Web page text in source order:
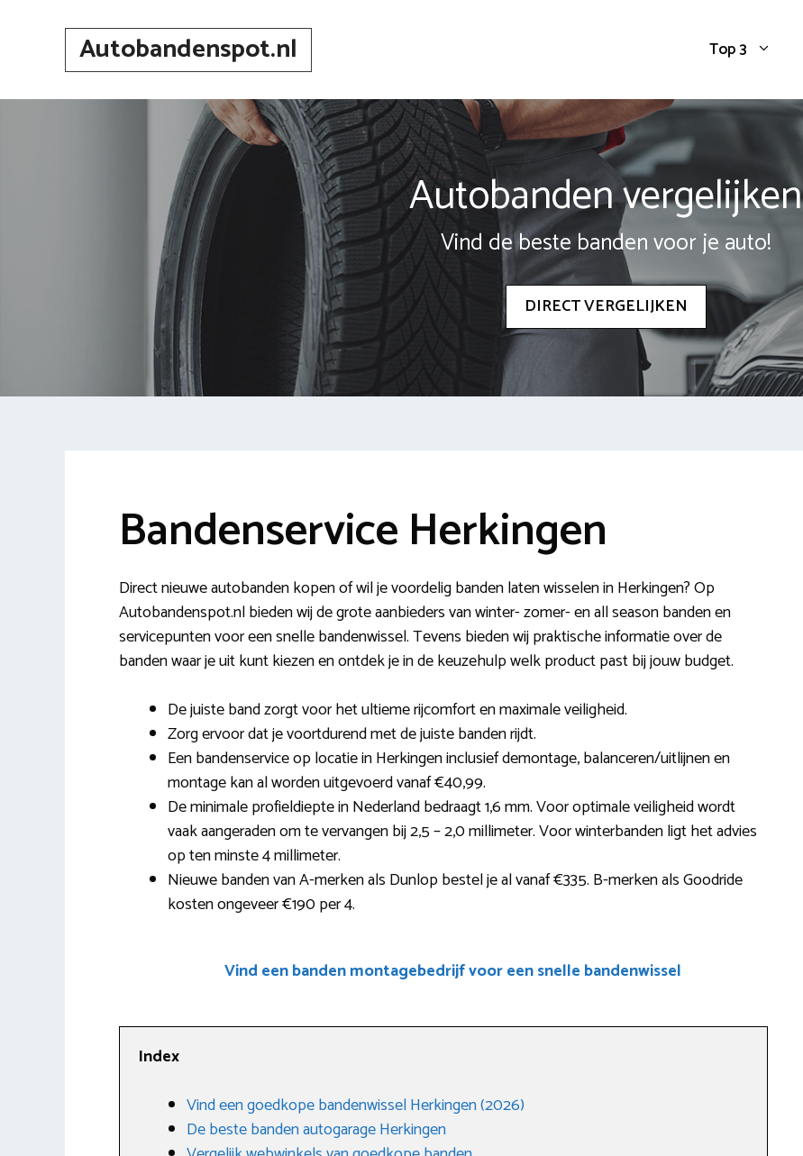
Autobandenspot.nl Top 3
Autobanden vergelijken
Vind de beste banden voor je auto!
DIRECT VERGELIJKEN
Bandenservice Herkingen
Direct nieuwe autobanden kopen of wil je voordelig banden laten wisselen in Herkingen? Op
Autobandenspot.nl bieden wij de grote aanbieders van winter- zomer- en all season banden en
servicepunten voor een snelle bandenwissel. Tevens bieden wij praktische informatie over de
banden waar je uit kunt kiezen en ontdek je in de keuzehulp welk product past bij jouw budget.
De juiste band zorgt voor het ultieme rijcomfort en maximale veiligheid.
Zorg ervoor dat je voortdurend met de juiste banden rijdt.
Een bandenservice op locatie in Herkingen inclusief demontage, balanceren/uitlijnen en
montage kan al worden uitgevoerd vanaf €40,99.
De minimale profieldiepte in Nederland bedraagt 1,6 mm. Voor optimale veiligheid wordt
vaak aangeraden om te vervangen bij 2,5 – 2,0 millimeter. Voor winterbanden ligt het advies
op ten minste 4 millimeter.
Nieuwe banden van A-merken als Dunlop bestel je al vanaf €335. B-merken als Goodride
kosten ongeveer €190 per 4.
Vind een banden montagebedrijf voor een snelle bandenwissel
Index
Vind een goedkope bandenwissel Herkingen (2026)
De beste banden autogarage Herkingen